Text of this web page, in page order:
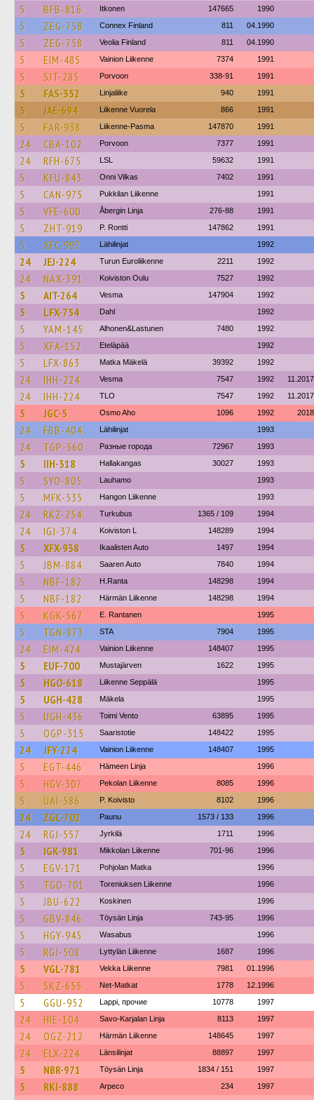
5 BFB-816 Itkonen 147665 1990
5 ZEG-758 Connex Finland 811 04.1990
5 ZEG-758 Veolia Finland 811 04.1990
5 EIM-485 Vainion Liikenne 7374 1991
5 SJT-285 Porvoon 338-91 1991
5 FAS-352 Linjaliike 940 1991
5 JAE-694 Liikenne Vuorela 866 1991
5 FAR-938 Liikenne-Pasma 147870 1991
24 CBA-102 Porvoon 7377 1991
24 RFH-675 LSL 59632 1991
5 KFU-843 Onni Vilkas 7402 1991
5 CAN-975 Pukkilan Liikenne 1991
5 VFE-600 Åbergin Linja 276-88 1991
5 ZHT-919 P. Rontti 147862 1991
5 XFC-997 Lähilinjat 1992
24 JEJ-224 Turun Euroliikenne 2211 1992
24 NAX-391 Koiviston Oulu 7527 1992
5 AIT-264 Vesma 147904 1992
5 LFX-754 Dahl 1992
5 YAM-145 Alhonen&Lastunen 7480 1992
5 XFA-152 Eteläpää 1992
5 LFX-863 Matka Mäkelä 39392 1992
24 IHH-224 Vesma 7547 1992 11.2017
24 IHH-224 TLO 7547 1992 11.2017
5 JGC-5 Osmo Aho 1096 1992 2018
24 FBB-404 Lähilinjat 1993
24 TGP-560 Разные города 72967 1993
5 IIH-318 Hallakangas 30027 1993
5 SYO-805 Lauhamo 1993
5 MFK-535 Hangon Liikenne 1993
24 RKZ-254 Turkubus 1365 / 109 1994
24 IGJ-374 Koiviston L 148289 1994
5 XFX-938 Ikaalisten Auto 1497 1994
5 JBM-884 Saaren Auto 7840 1994
5 NBF-182 H.Ranta 148298 1994
5 NBF-182 Härmän Liikenne 148298 1994
5 KGK-567 E. Rantanen 1995
5 TGN-873 STA 7904 1995
24 EIM-424 Vainion Liikenne 148407 1995
5 EUF-700 Mustajärven 1622 1995
5 HGO-618 Liikenne Seppälä 1995
5 UGH-428 Mäkela 1995
5 UGH-436 Toimi Vento 63895 1995
5 OGP-315 Saaristotie 148422 1995
24 JFY-224 Vainion Liikenne 148407 1995
5 EGT-446 Hämeen Linja 1996
5 HGV-307 Pekolan Liikenne 8085 1996
5 UAI-586 P. Koivisto 8102 1996
24 ZGC-702 Paunu 1573 / 133 1996
24 RGJ-557 Jyrkilä 1711 1996
5 IGK-981 Mikkolan Liikenne 701-96 1996
5 EGV-171 Pohjolan Matka 1996
5 TGO-701 Toreniuksen Liikenne 1996
5 JBU-622 Koskinen 1996
5 GBV-846 Töysän Linja 743-95 1996
5 HGY-945 Wasabus 1996
5 RGJ-508 Lyttylän Liikenne 1687 1996
5 VGL-781 Vekka Liikenne 7981 01.1996
5 SKZ-655 Net-Matkat 1778 12.1996
5 GGU-952 Lappi, прочие 10778 1997
24 HIE-104 Savo-Karjalan Linja 8113 1997
24 OGZ-212 Härmän Liikenne 148645 1997
24 ELX-224 Länsilinjat 88897 1997
5 NBR-971 Töysän Linja 1834 / 151 1997
5 RKI-888 Arpeco 234 1997